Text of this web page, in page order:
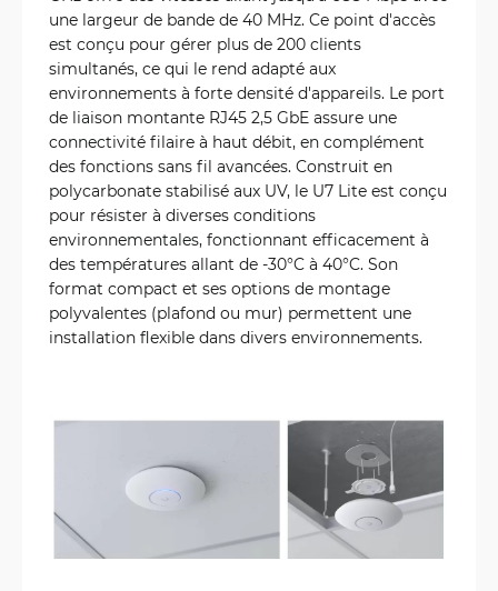
une largeur de bande de 40 MHz. Ce point d'accès
est conçu pour gérer plus de 200 clients
simultanés, ce qui le rend adapté aux
environnements à forte densité d'appareils. Le port
de liaison montante RJ45 2,5 GbE assure une
connectivité filaire à haut débit, en complément
des fonctions sans fil avancées. Construit en
polycarbonate stabilisé aux UV, le U7 Lite est conçu
pour résister à diverses conditions
environnementales, fonctionnant efficacement à
des températures allant de -30°C à 40°C. Son
format compact et ses options de montage
polyvalentes (plafond ou mur) permettent une
installation flexible dans divers environnements.